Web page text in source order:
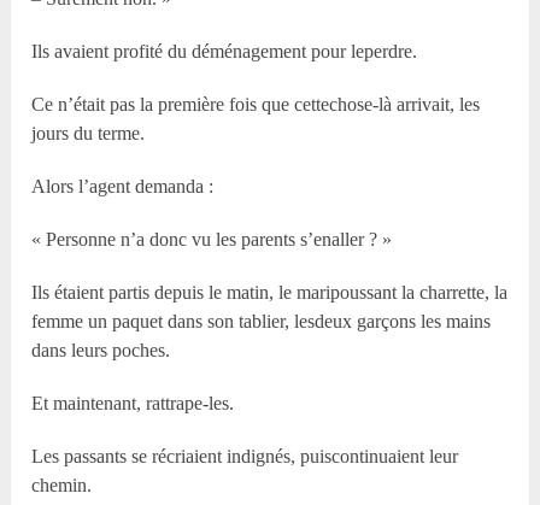
Ils avaient profité du déménagement pour leperdre.
Ce n’était pas la première fois que cettechose-là arrivait, les
jours du terme.
Alors l’agent demanda :
« Personne n’a donc vu les parents s’enaller ? »
Ils étaient partis depuis le matin, le maripoussant la charrette, la
femme un paquet dans son tablier, lesdeux garçons les mains
dans leurs poches.
Et maintenant, rattrape-les.
Les passants se récriaient indignés, puiscontinuaient leur
chemin.